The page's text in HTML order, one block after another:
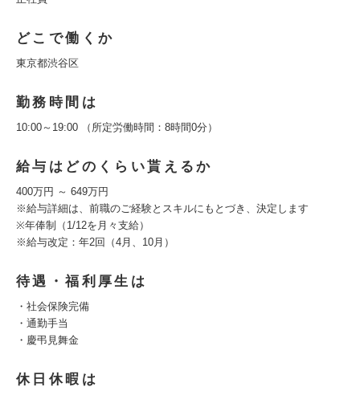
どこで働くか
東京都渋谷区
勤務時間は
10:00～19:00 （所定労働時間：8時間0分）
給与はどのくらい貰えるか
400万円 ～ 649万円
※給与詳細は、前職のご経験とスキルにもとづき、決定します
※年俸制（1/12を月々支給）
※給与改定：年2回（4月、10月）
待遇・福利厚生は
・社会保険完備
・通勤手当
・慶弔見舞金
休日休暇は